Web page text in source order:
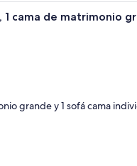
Una habitación
1 cama de matrimonio
grande y 1 sofá cama